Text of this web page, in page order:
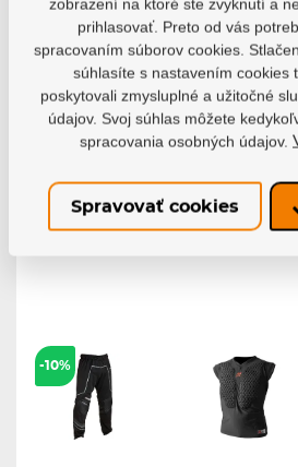
Tričko
Mission RH
Core
Protective
Shirt JR
Tričko Mission RH
Core Protective...
Skladom
81,78 €
Detail
Nohavice
Bauer RH
Vapor Pro
S20 SR
Nohavice Bauer
Skladom
70,62 €
Detail
-10%
zobrazení na ktoré ste zvyknutí a
prihlasovať. Preto od vás
spracovaním súborov cookies.
súhlasíte s nastavením cookies
poskytovali zmysluplné a užitočné
údajov. Svoj súhlas môžete
spracovania osobných údajov.
Spravovať cookies